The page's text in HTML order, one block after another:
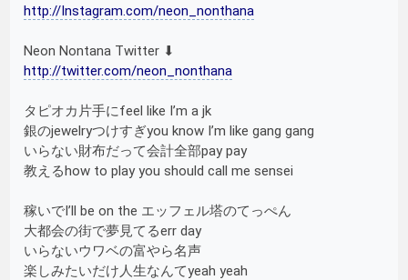
http://Instagram.com/neon_nonthana
Neon Nontana Twitter ⬇︎
http://twitter.com/neon_nonthana
タピオカ片手にfeel like I’m a jk
銀のjewelryつけすぎyou know I’m like gang gang
いらない財布だって会計全部pay pay
教えるhow to play you should call me sensei
稼いでI’ll be on the エッフェル塔のてっぺん
大都会の街で夢見てるerr day
いらないウワベの富やら名声
楽しみたいだけ人生なんてyeah yeah